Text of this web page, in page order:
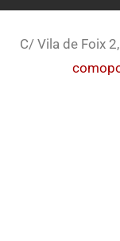
C/ Vila de Foix